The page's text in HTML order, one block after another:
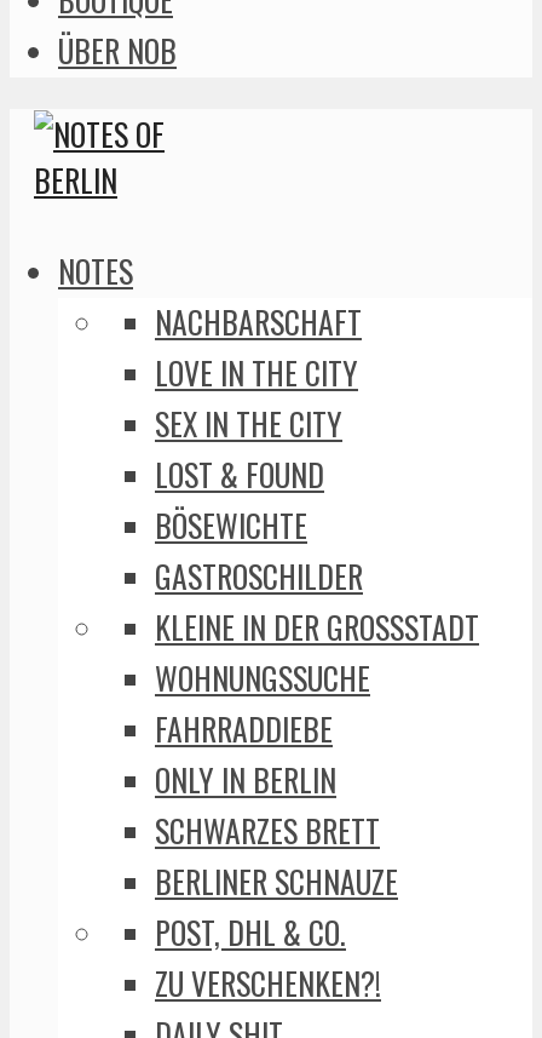
ÜBER NOB
NOTES
NACHBARSCHAFT
LOVE IN THE CITY
SEX IN THE CITY
LOST & FOUND
BÖSEWICHTE
GASTROSCHILDER
KLEINE IN DER GROSSSTADT
WOHNUNGSSUCHE
FAHRRADDIEBE
ONLY IN BERLIN
SCHWARZES BRETT
BERLINER SCHNAUZE
POST, DHL & CO.
ZU VERSCHENKEN?!